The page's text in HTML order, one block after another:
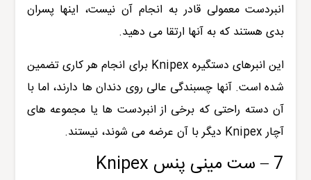
انبردست معمولی قادر به انجام آن نیست، اینها پسران
بدی هستند که به آنها ارتقا می دهید.
این انبرهای دستگیره Knipex برای انجام هر کاری تضمین
شده است. آنها چسبندگی عالی روی دندان ها دارند، اما با
آن دسته راحتی که برخی از انبردست ها یا مجموعه های
آچار Knipex دیگر با آن عرضه می شوند، نیستند.
7 – ست مینی پنس Knipex